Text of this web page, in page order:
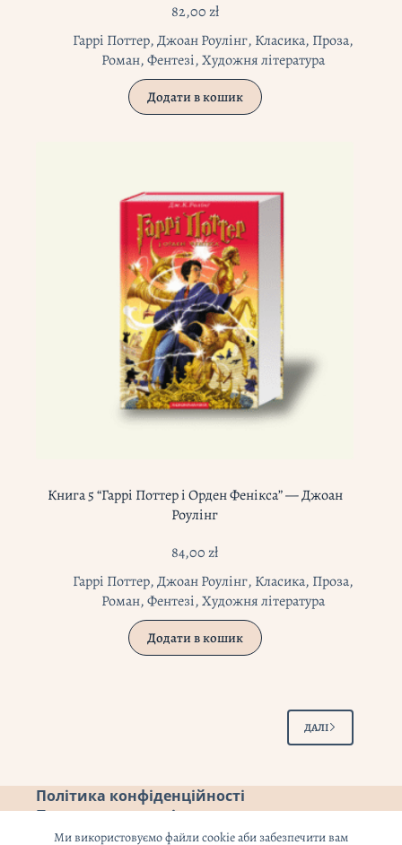
Ми використовуємо файли cookie аби забезпечити вам
82,00zł
Гаррі Поттер,Джоан Роулінг, Класика, Проза,
Роман,Фентезі,Художня література
Додати в кошик
Книга 5 “Гаррі Поттер і Орден Фенікса” — Джоан
Роулінг
84,00zł
Гаррі Поттер,Джоан Роулінг, Класика, Проза,
Роман,Фентезі,Художня література
Додати в кошик
ДАЛІ
Політика конфіденційності
Повернення коштів